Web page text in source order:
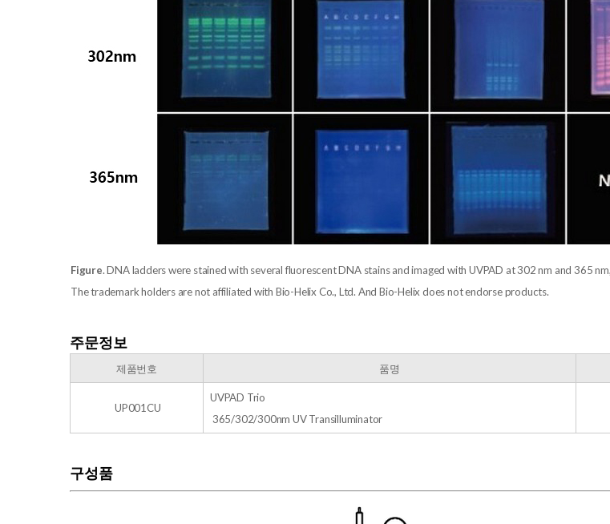
Figure. DNA ladders were stained with several fluorescent DNA stains and imaged with UVPAD at 302 nm and 365
The trademark holders are not affiliated with Bio-Helix Co., Ltd. And Bio-Helix does not endorse products.
주문정보
​제품번호 품명
UP001CU
UVPAD Trio
365/302/300nm UV Transilluminator
구성품